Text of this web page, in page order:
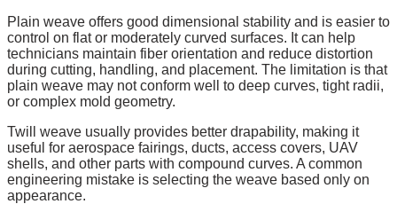
Plain weave offers good dimensional stability and is easier to
control on flat or moderately curved surfaces. It can help
technicians maintain fiber orientation and reduce distortion
during cutting, handling, and placement. The limitation is that
plain weave may not conform well to deep curves, tight radii,
or complex mold geometry.
Twill weave usually provides better drapability, making it
useful for aerospace fairings, ducts, access covers, UAV
shells, and other parts with compound curves. A common
engineering mistake is selecting the weave based only on
appearance.